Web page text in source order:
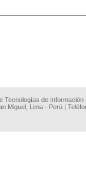
Tecnologías de
Miguel, Lima - Perú |